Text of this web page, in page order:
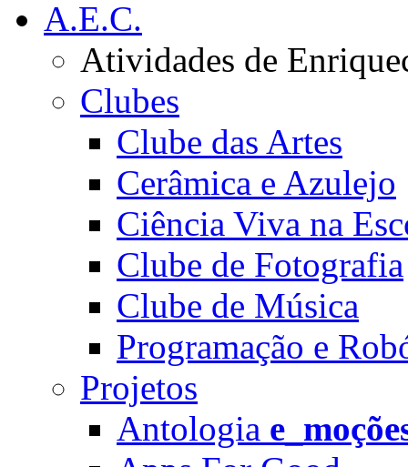
A.E.C.
Atividades de
Clubes
Clube das Artes
Cerâmica e Azulejo
Ciência Viva na
Clube de Fotografia
Clube de Música
Programação e
Projetos
Antologia